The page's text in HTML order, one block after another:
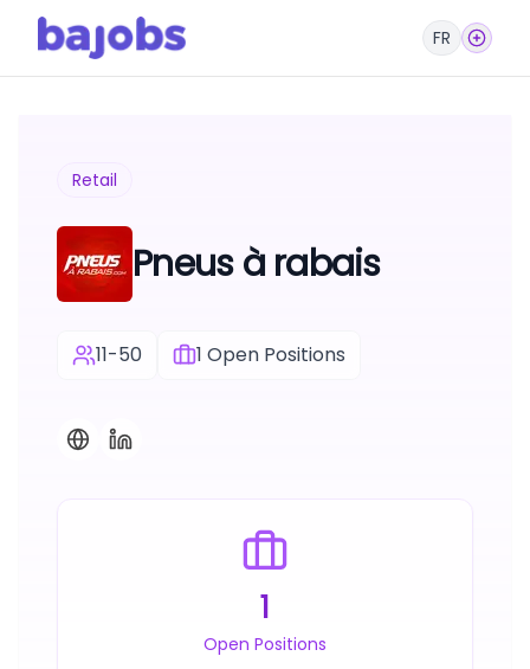
FR
Retail
Pneus à rabais
11-50 1 Open Positions
1
Open Positions